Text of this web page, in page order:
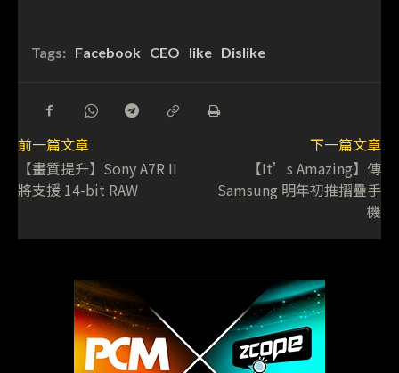
Tags: Facebook CEO like Dislike
前一篇文章
【畫質提升】Sony A7R II
將支援 14-bit RAW
下一篇文章
【It’s Amazing】傳
Samsung 明年初推摺疊手
機